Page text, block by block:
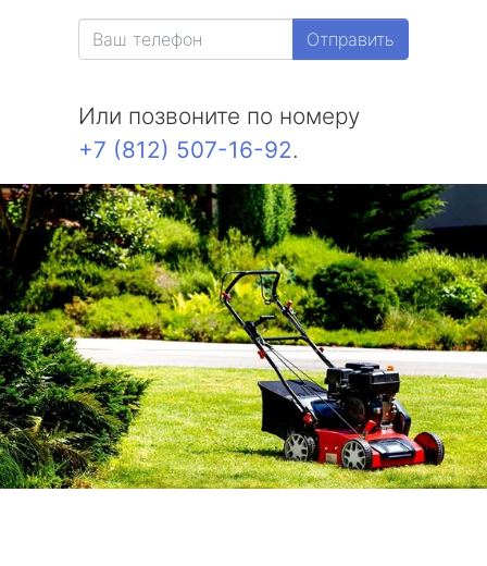
Отправить
Или позвоните по номеру
+7 (812) 507-16-92.